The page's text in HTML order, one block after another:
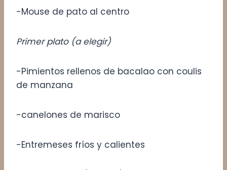
-Mouse de pato al centro
Primer plato (a elegir)
-Pimientos rellenos de bacalao con coulis
de manzana
-canelones de marisco
-Entremeses fríos y calientes